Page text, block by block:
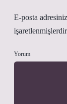
E-posta
işaretlenmişlerdir
Yorum